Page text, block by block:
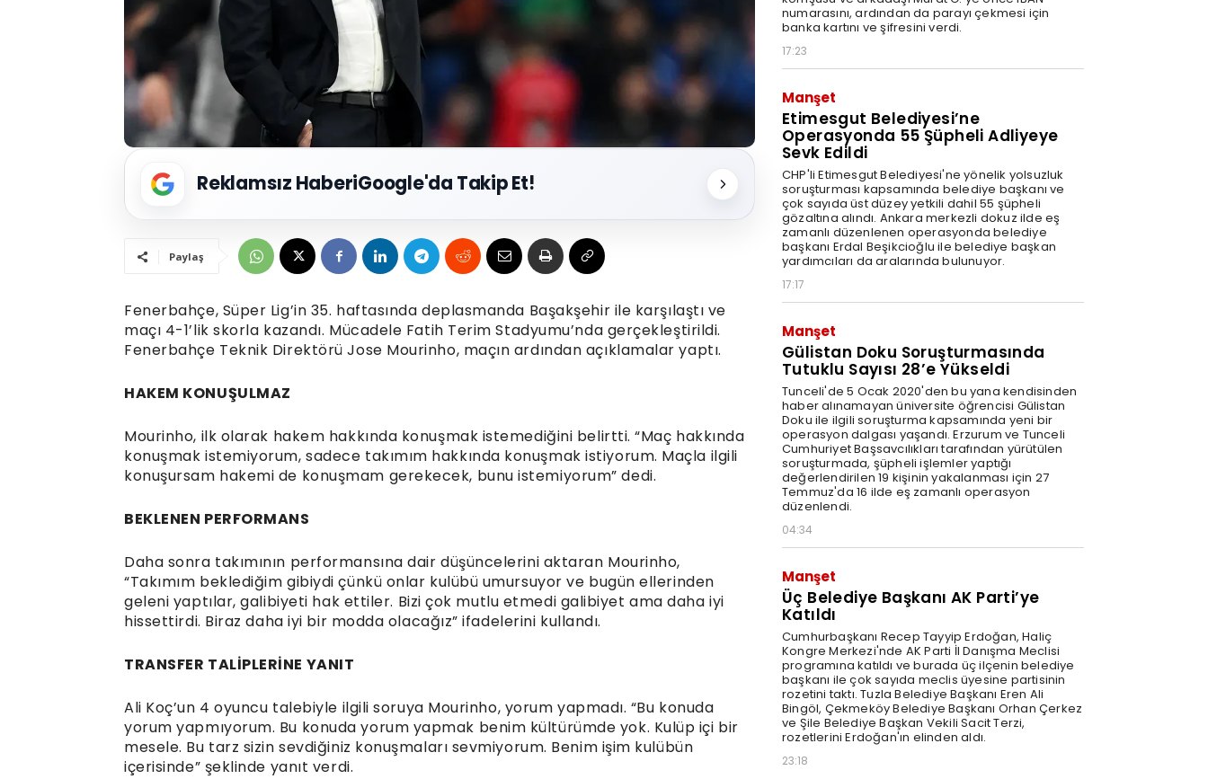
Reklamsız HaberiGoogle'da Takip Et!
Paylaş
Fenerbahçe, Süper Lig’in 35. haftasında deplasmanda Başakşehir ile karşılaştı ve
maçı 4-1’lik skorla kazandı. Mücadele Fatih Terim Stadyumu’nda gerçekleştirildi.
Fenerbahçe Teknik Direktörü Jose Mourinho, maçın ardından açıklamalar yaptı.
HAKEM KONUŞULMAZ
Mourinho, ilk olarak hakem hakkında konuşmak istemediğini belirtti. “Maç hakkında
konuşmak istemiyorum, sadece takımım hakkında konuşmak istiyorum. Maçla ilgili
konuşursam hakemi de konuşmam gerekecek, bunu istemiyorum” dedi.
BEKLENEN PERFORMANS
Daha sonra takımının performansına dair düşüncelerini aktaran Mourinho,
“Takımım beklediğim gibiydi çünkü onlar kulübü umursuyor ve bugün ellerinden
geleni yaptılar, galibiyeti hak ettiler. Bizi çok mutlu etmedi galibiyet ama daha iyi
hissettirdi. Biraz daha iyi bir modda olacağız” ifadelerini kullandı.
TRANSFER TALİPLERİNE YANIT
Ali Koç’un 4 oyuncu talebiyle ilgili soruya Mourinho, yorum yapmadı. “Bu konuda
yorum yapmıyorum. Bu konuda yorum yapmak benim kültürümde yok. Kulüp içi bir
mesele. Bu tarz sizin sevdiğiniz konuşmaları sevmiyorum. Benim işim kulübün
içerisinde” şeklinde yanıt verdi.
numarasını, ardından da parayı çekmesi için
banka kartını ve şifresini verdi.
17:23
Manşet
Etimesgut Belediyesi’ne
Operasyonda 55 Şüpheli Adliyeye
Sevk Edildi
CHP'li Etimesgut Belediyesi'ne yönelik yolsuzluk
soruşturması kapsamında belediye başkanı ve
çok sayıda üst düzey yetkili dahil 55 şüpheli
gözaltına alındı. Ankara merkezli dokuz ilde eş
zamanlı düzenlenen operasyonda belediye
başkanı Erdal Beşikcioğlu ile belediye başkan
yardımcıları da aralarında bulunuyor.
17:17
Manşet
Gülistan Doku Soruşturmasında
Tutuklu Sayısı 28’e Yükseldi
Tunceli'de 5 Ocak 2020'den bu yana kendisinden
haber alınamayan üniversite öğrencisi Gülistan
Doku ile ilgili soruşturma kapsamında yeni bir
operasyon dalgası yaşandı. Erzurum ve Tunceli
Cumhuriyet Başsavcılıkları tarafından yürütülen
soruşturmada, şüpheli işlemler yaptığı
değerlendirilen 19 kişinin yakalanması için 27
Temmuz'da 16 ilde eş zamanlı operasyon
düzenlendi.
04:34
Manşet
Üç Belediye Başkanı AK Parti’ye
Katıldı
Cumhurbaşkanı Recep Tayyip Erdoğan, Haliç
Kongre Merkezi'nde AK Parti İl Danışma Meclisi
programına katıldı ve burada üç ilçenin belediye
başkanı ile çok sayıda meclis üyesine partisinin
rozetini taktı. Tuzla Belediye Başkanı Eren Ali
Bingöl, Çekmeköy Belediye Başkanı Orhan Çerkez
ve Şile Belediye Başkan Vekili Sacit Terzi,
rozetlerini Erdoğan'ın elinden aldı.
23:18